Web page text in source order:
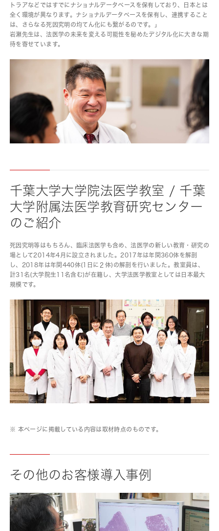
トラアなどではすでにナショナルデータベースを保有しており、日本とは
全く環境が異なります。ナショナルデータベースを保有し、連携すること
は、さらなる死因究明の均てん化にも繋がるのです。」
岩瀬先生は、法医学の未来を変える可能性を秘めたデジタル化に大きな期
待を寄せています。
千葉大学大学院法医学教室 / 千葉
大学附属法医学教育研究センター
のご紹介
死因究明等はもちろん、臨床法医学も含め、法医学の新しい教育・研究の
場として2014年4月に設立されました。2017年は年間360体を解剖
し、2018年は年間440体(1日に２体)の解剖を行いました。教室員は、
計31名(大学院生11名含む)が在籍し、大学法医学教室としては日本最大
規模です。
※ 本ページに掲載している内容は取材時点のものです。
その他のお客様導入事例